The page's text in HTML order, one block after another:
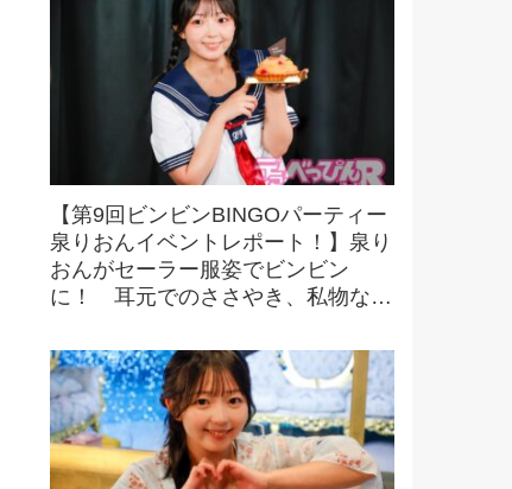
【第9回ビンビンBINGOパーティー
泉りおんイベントレポート！】泉り
おんがセーラー服姿でビンビン
に！ 耳元でのささやき、私物など
大興奮！